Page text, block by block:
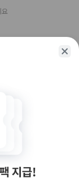
요
세요